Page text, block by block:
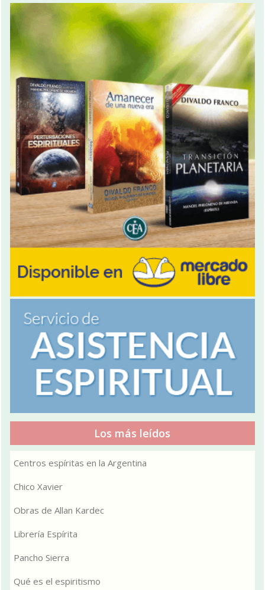
Los más leídos
Centros espíritas en la Argentina
Chico Xavier
Obras de Allan Kardec
Librería Espírita
Pancho Sierra
Qué es el espiritismo